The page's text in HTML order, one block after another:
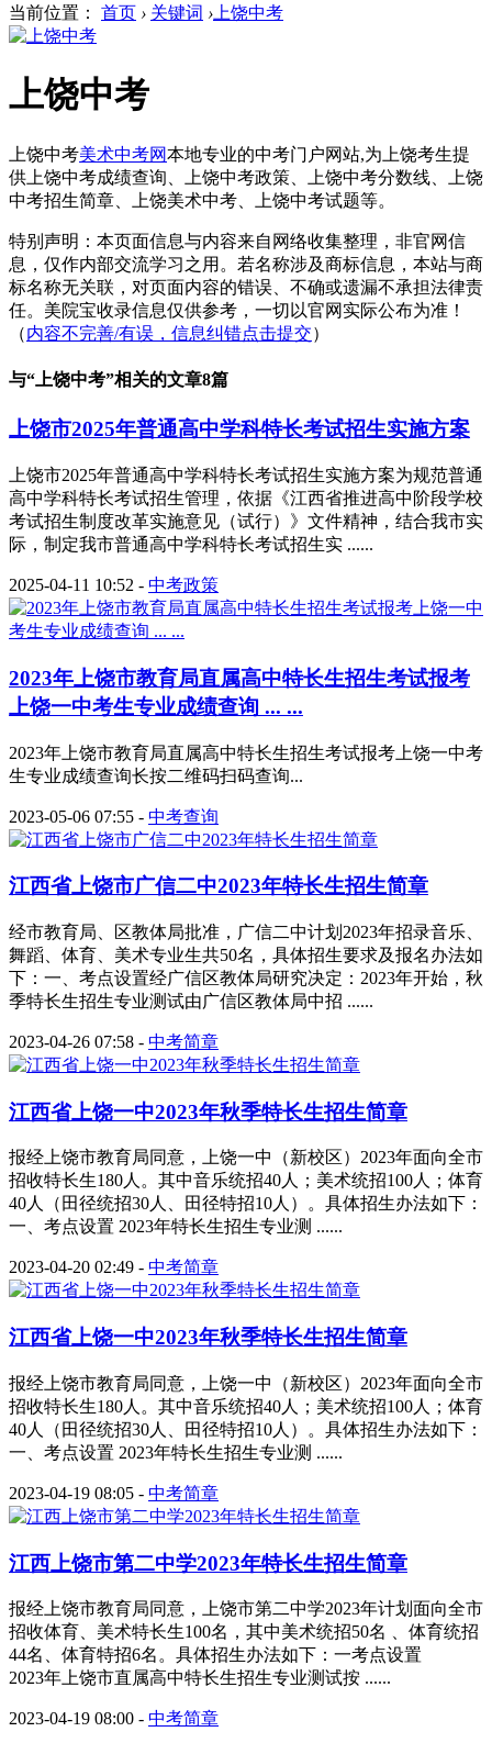
当前位置：
首页 › 关键词 › 上饶中考
上饶中考
上饶中考美术中考网本地专业的中考门户网站,为上饶考生提
供上饶中考成绩查询、上饶中考政策、上饶中考分数线、上饶
中考招生简章、上饶美术中考、上饶中考试题等。
特别声明：本页面信息与内容来自网络收集整理，非官网信
息，仅作内部交流学习之用。若名称涉及商标信息，本站与商
标名称无关联，对页面内容的错误、不确或遗漏不承担法律责
任。美院宝收录信息仅供参考，一切以官网实际公布为准！
（内容不完善/有误，信息纠错点击提交）
与“ 上饶中考”相关的文章8篇
上饶市2025年普通高中学科特长考试招生实施方案
上饶市2025年普通高中学科特长考试招生实施方案为规范普通
高中学科特长考试招生管理，依据《江西省推进高中阶段学校
考试招生制度改革实施意见（试行）》文件精神，结合我市实
际，制定我市普通高中学科特长考试招生实 ......
2025-04-11 10:52 - 中考政策
2023年上饶市教育局直属高中特长生招生考试报考
上饶一中考生专业成绩查询 ... ...
2023年上饶市教育局直属高中特长生招生考试报考上饶一中考
生专业成绩查询长按二维码扫码查询...
2023-05-06 07:55 - 中考查询
江西省上饶市广信二中2023年特长生招生简章
经市教育局、区教体局批准，广信二中计划2023年招录音乐、
舞蹈、体育、美术专业生共50名，具体招生要求及报名办法如
下：一、考点设置经广信区教体局研究决定：2023年开始，秋
季特长生招生专业测试由广信区教体局中招 ......
2023-04-26 07:58 - 中考简章
江西省上饶一中2023年秋季特长生招生简章
报经上饶市教育局同意，上饶一中（新校区）2023年面向全市
招收特长生180人。其中音乐统招40人；美术统招100人；体育
40人（田径统招30人、田径特招10人）。具体招生办法如下：
一、考点设置 2023年特长生招生专业测 ......
2023-04-20 02:49 - 中考简章
江西省上饶一中2023年秋季特长生招生简章
报经上饶市教育局同意，上饶一中（新校区）2023年面向全市
招收特长生180人。其中音乐统招40人；美术统招100人；体育
40人（田径统招30人、田径特招10人）。具体招生办法如下：
一、考点设置 2023年特长生招生专业测 ......
2023-04-19 08:05 - 中考简章
江西上饶市第二中学2023年特长生招生简章
报经上饶市教育局同意，上饶市第二中学2023年计划面向全市
招收体育、美术特长生100名，其中美术统招50名 、体育统招
44名、体育特招6名。具体招生办法如下：一考点设置
2023年上饶市直属高中特长生招生专业测试按 ......
2023-04-19 08:00 - 中考简章